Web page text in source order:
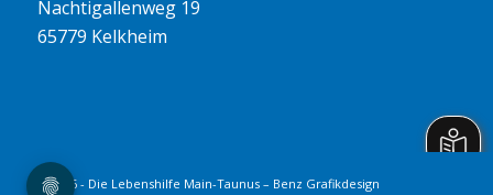
Nachtigallenweg 19
65779 Kelkheim
© 2026 - Die Lebenshilfe Main-Taunus – Benz Grafikdesign